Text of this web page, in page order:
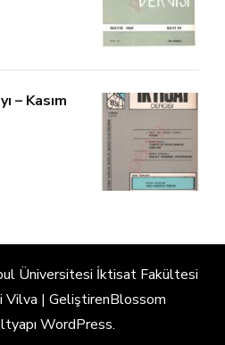
– Kasım
Üniversitesi İktisat Fakültesi
Vilva | GeliştirenBlossom
WordPress.